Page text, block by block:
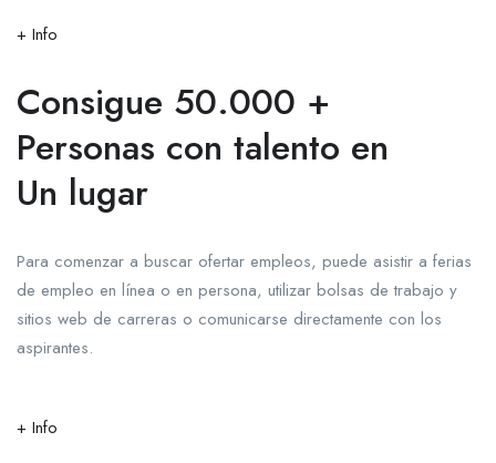
+ Info
Consigue 50.000 +
Personas con talento en
Un lugar
Para comenzar a buscar ofertar empleos, puede asistir a ferias
de empleo en línea o en persona, utilizar bolsas de trabajo y
sitios web de carreras o comunicarse directamente con los
aspirantes.
+ Info